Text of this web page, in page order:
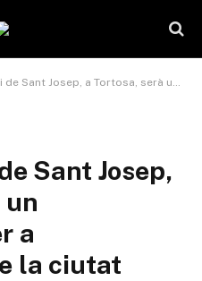
a Tortosa, serà un equipament per a associacions de la ciutat
Sant Josep,
un
a
la ciutat